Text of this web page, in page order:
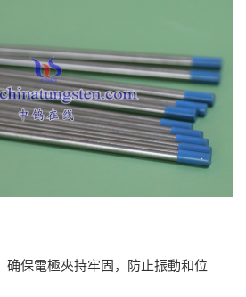
确保電極夾持牢固，防止振動和位